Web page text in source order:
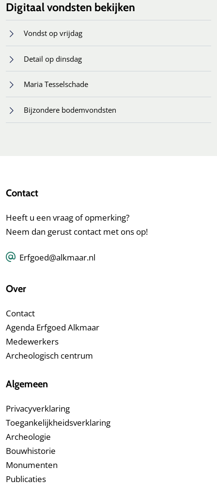
Digitaal vondsten bekijken
Vondst op vrijdag
Detail op dinsdag
Maria Tesselschade
Bijzondere bodemvondsten
Contact
Heeft u een vraag of opmerking?
Neem dan gerust contact met ons op!
Erfgoed@alkmaar.nl
Over
Contact
Agenda Erfgoed Alkmaar
Medewerkers
Archeologisch centrum
Algemeen
Privacyverklaring
Toegankelijkheidsverklaring
Archeologie
Bouwhistorie
Monumenten
Publicaties